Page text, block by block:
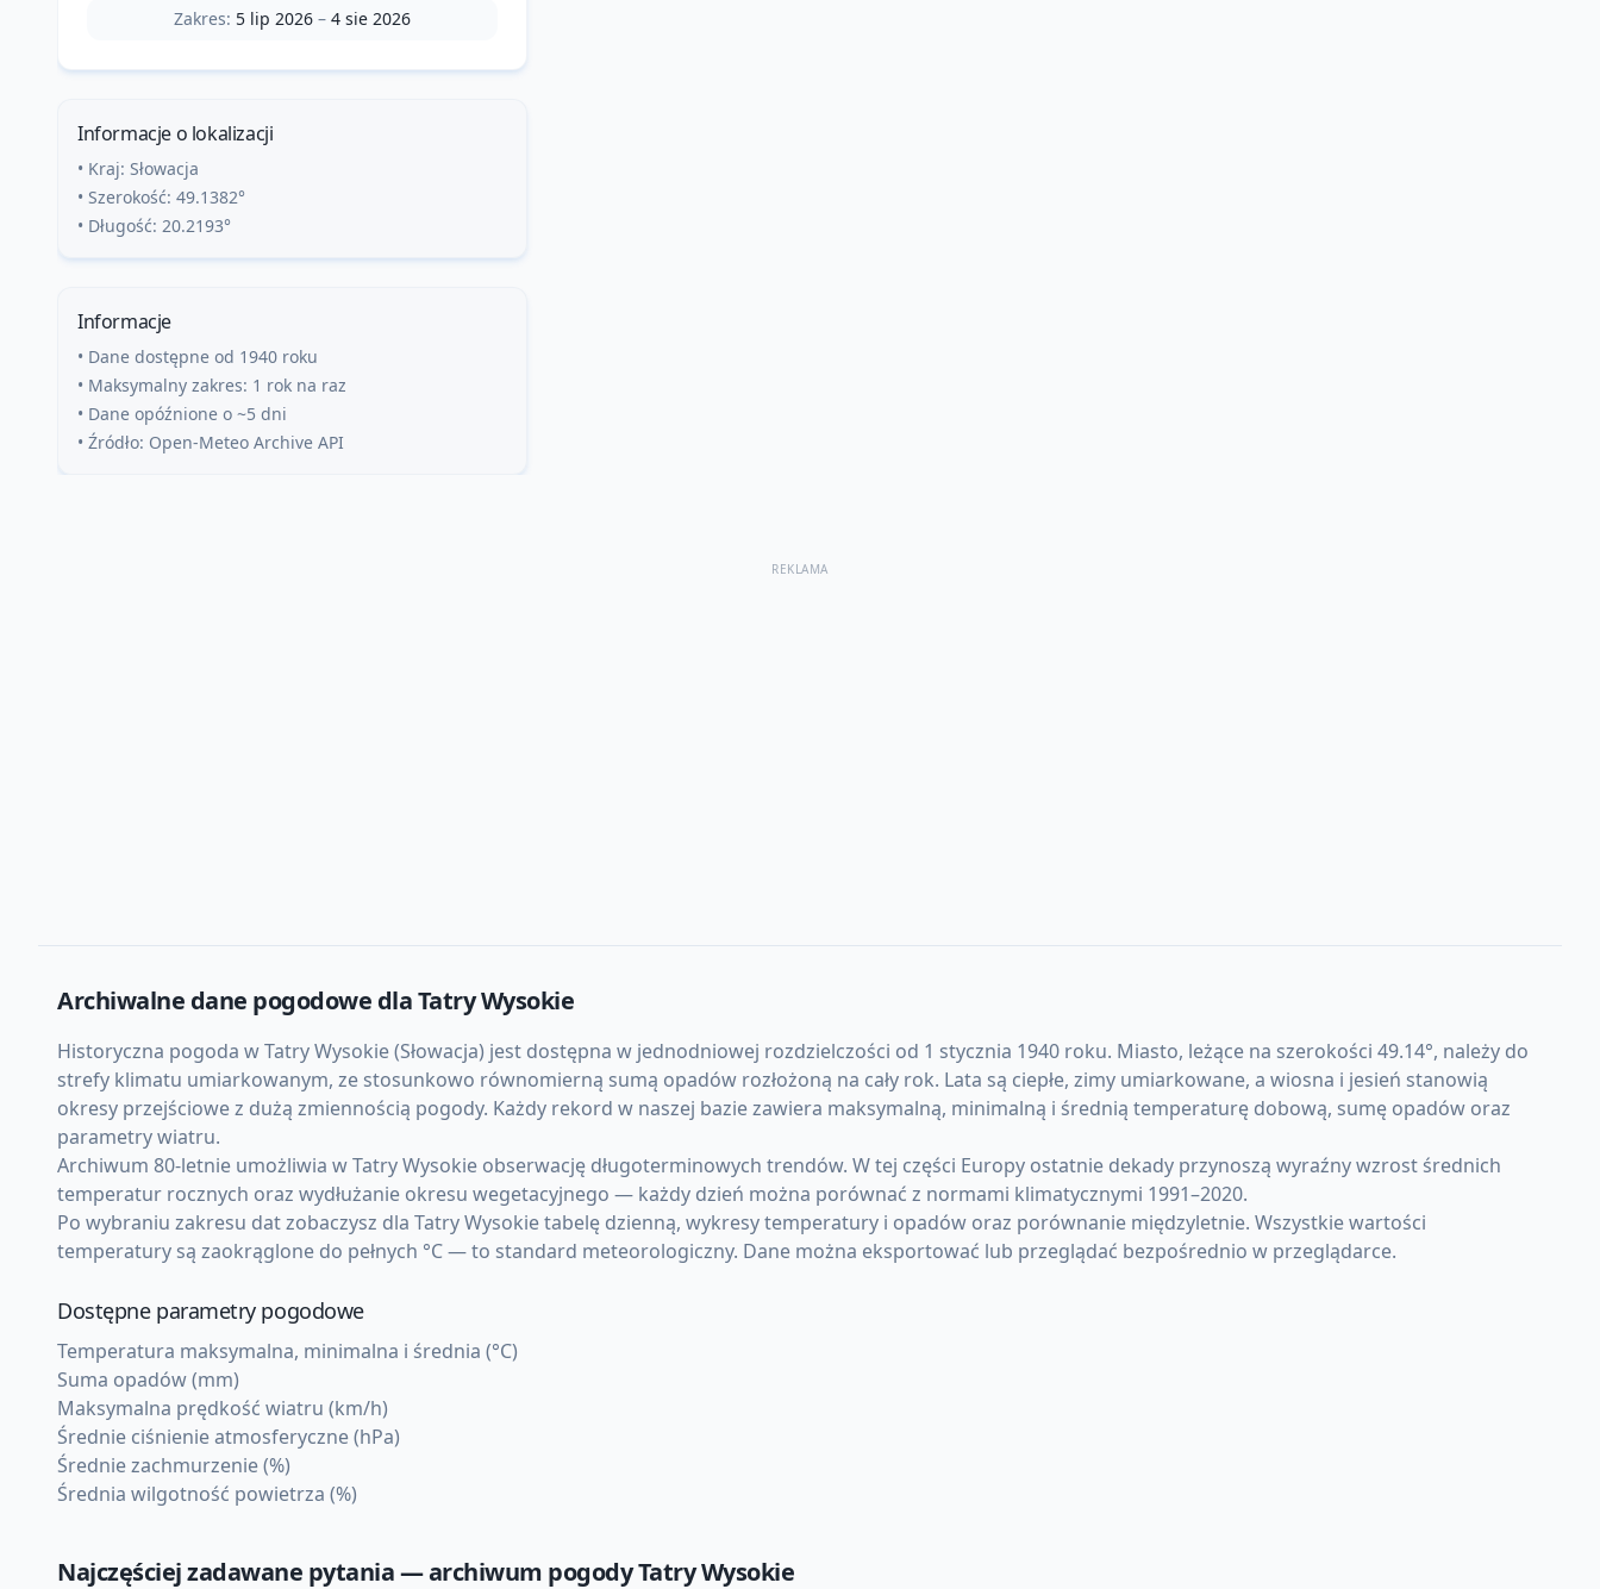
Zakres: 5 lip 2026– 4 sie 2026
Informacje o lokalizacji
• Kraj: Słowacja
• Szerokość: 49.1382°
• Długość: 20.2193°
Informacje
• Dane dostępne od 1940 roku
• Maksymalny zakres: 1 rok na raz
• Dane opóźnione o ~5 dni
• Źródło: Open-Meteo Archive API
REKLAMA
Archiwalne dane pogodowe dlaTatry Wysokie
Historyczna pogoda w Tatry Wysokie (Słowacja) jest dostępna w jednodniowej rozdzielczości od 1 stycznia 1940 roku. Miasto, leżące na szerokości 49.14°, należy do
strefy klimatu umiarkowanym, ze stosunkowo równomierną sumą opadów rozłożoną na cały rok. Lata są ciepłe, zimy umiarkowane, a wiosna i jesień stanowią
okresy przejściowe z dużą zmiennością pogody. Każdy rekord w naszej bazie zawiera maksymalną, minimalną i średnią temperaturę dobową, sumę opadów oraz
parametry wiatru.
Archiwum 80-letnie umożliwia w Tatry Wysokie obserwację długoterminowych trendów. W tej części Europy ostatnie dekady przynoszą wyraźny wzrost średnich
temperatur rocznych oraz wydłużanie okresu wegetacyjnego — każdy dzień można porównać z normami klimatycznymi 1991–2020.
Po wybraniu zakresu dat zobaczysz dla Tatry Wysokie tabelę dzienną, wykresy temperatury i opadów oraz porównanie międzyletnie. Wszystkie wartości
temperatury są zaokrąglone do pełnych °C — to standard meteorologiczny. Dane można eksportować lub przeglądać bezpośrednio w przeglądarce.
Dostępne parametry pogodowe
Temperatura maksymalna, minimalna i średnia (°C)
Suma opadów (mm)
Maksymalna prędkość wiatru (km/h)
Średnie ciśnienie atmosferyczne (hPa)
Średnie zachmurzenie (%)
Średnia wilgotność powietrza (%)
Najczęściej zadawane pytania — archiwum pogodyTatry Wysokie